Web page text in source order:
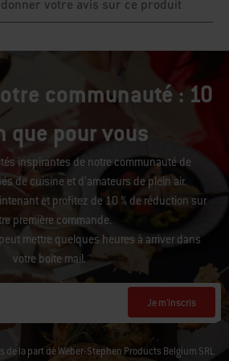
communauté : 10
que pour vous
inspirantes de notre communauté de
de cuisine et d’amateurs de plein air.
et profitez de 10 % de réduction sur
première commande.
mettre quelques heures à arriver dans
votre boîte mail.
Je m'inscris
de la part de Weber-Stephen Products Belgium SRL